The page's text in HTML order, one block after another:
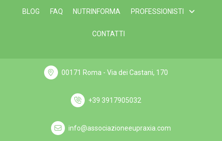
BLOG FAQ NUTRINFORMA PROFESSIONISTI
CONTATTI
00171 Roma - Via dei Castani, 170
+39 3917905032
info@associazioneeupraxia.com